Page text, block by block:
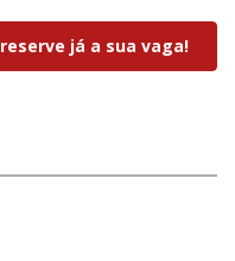
já a sua vaga!